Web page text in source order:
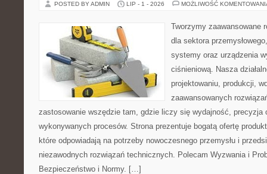
POSTED BY ADMIN LIP - 1 - 2026 MOŻLIWOŚĆ
Tworzymy zaawansowane
dla sektora
systemy oraz urządzenia
ciśnieniową. Nasza
projektowaniu, produkcji,
zaawansowanych
zastosowanie wszędzie tam, gdzie liczy się wydajność, precyzja
wykonywanych procesów. Strona prezentuje bogatą ofertę
które odpowiadają na potrzeby nowoczesnego przemysłu i
niezawodnych rozwiązań technicznych. Polecam Wyzwania i
Bezpieczeństwo i Normy. […]